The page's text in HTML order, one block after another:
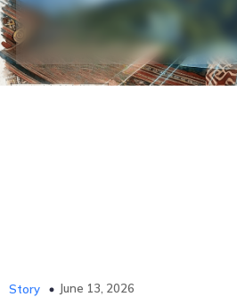
Story June 13, 2026